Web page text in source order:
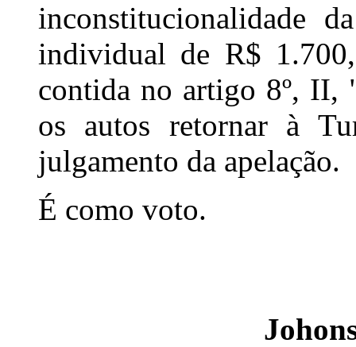
inconstitucionalidade
individual de R$
contida no artigo 8º, II,
os autos retornar à
julgamento da apelação.
É como voto.